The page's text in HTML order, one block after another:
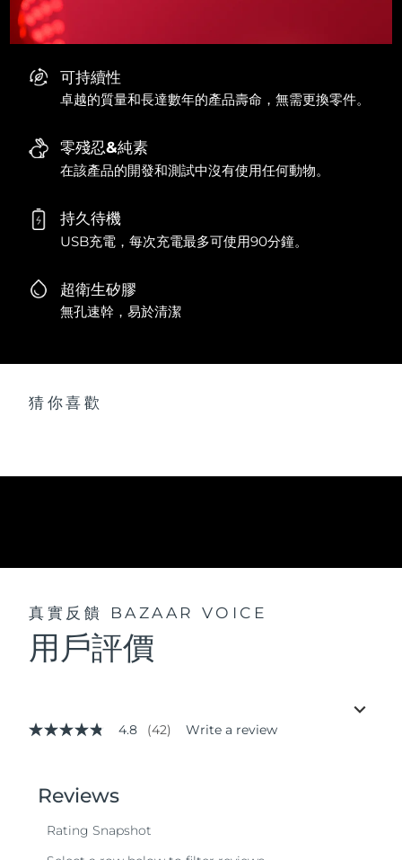
可持續性
卓越的質量和長達數年的產品壽命，無需更換零件。
零殘忍&純素
在該產品的開發和測試中沒有使用任何動物。
持久待機
USB充電，每次充電最多可使用90分鐘。
超衛生矽膠
無孔速幹，易於清潔
猜你喜歡
真實反饋 BAZAAR VOICE
用戶評價
4.8
stars,
average
value.
4.8 (42) Write a review